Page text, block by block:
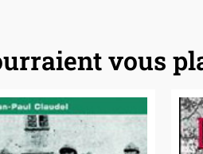
vous